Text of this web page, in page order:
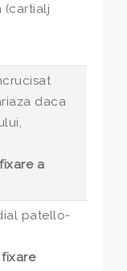
(cartialj
daca
a
patello-